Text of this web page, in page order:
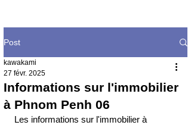
Post
Informations sur l'immobilier
à Phnom Penh 06
kawakami
27 févr. 2025
Les informations sur l'immobilier à